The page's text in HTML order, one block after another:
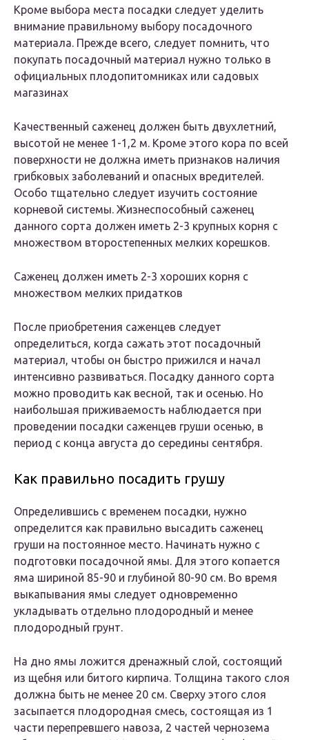
Кроме выбора места посадки следует уделить
внимание правильному выбору посадочного
материала. Прежде всего, следует помнить, что
покупать посадочный материал нужно только в
официальных плодопитомниках или садовых
магазинах
Качественный саженец должен быть двухлетний,
высотой не менее 1-1,2 м. Кроме этого кора по всей
поверхности не должна иметь признаков наличия
грибковых заболеваний и опасных вредителей.
Особо тщательно следует изучить состояние
корневой системы. Жизнеспособный саженец
данного сорта должен иметь 2-3 крупных корня с
множеством второстепенных мелких корешков.
Саженец должен иметь 2-3 хороших корня с
множеством мелких придатков
После приобретения саженцев следует
определиться, когда сажать этот посадочный
материал, чтобы он быстро прижился и начал
интенсивно развиваться. Посадку данного сорта
можно проводить как весной, так и осенью. Но
наибольшая приживаемость наблюдается при
проведении посадки саженцев груши осенью, в
период с конца августа до середины сентября.
Как правильно посадить грушу
Определившись с временем посадки, нужно
определится как правильно высадить саженец
груши на постоянное место. Начинать нужно с
подготовки посадочной ямы. Для этого копается
яма шириной 85-90 и глубиной 80-90 см. Во время
выкапывания ямы следует одновременно
укладывать отдельно плодородный и менее
плодородный грунт.
На дно ямы ложится дренажный слой, состоящий
из щебня или битого кирпича. Толщина такого слоя
должна быть не менее 20 см. Сверху этого слоя
засыпается плодородная смесь, состоящая из 1
части перепревшего навоза, 2 частей чернозема